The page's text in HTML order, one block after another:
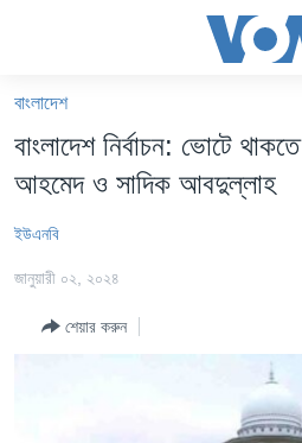
যান।
প্রধান
যান
যান বিশ্ব
ভারত
বাংলাদেশ
বাংলাদেশ নির্বাচন: ভোটে
আহমেদ ও সাদিক আবদুল্লাহ
ইউএনবি
জানুয়ারী ০২, ২০২৪
শেয়ার করুন